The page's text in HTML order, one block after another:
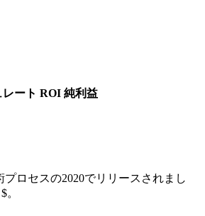
ート ROI 純利益
プロセスの2020でリリースされまし
。